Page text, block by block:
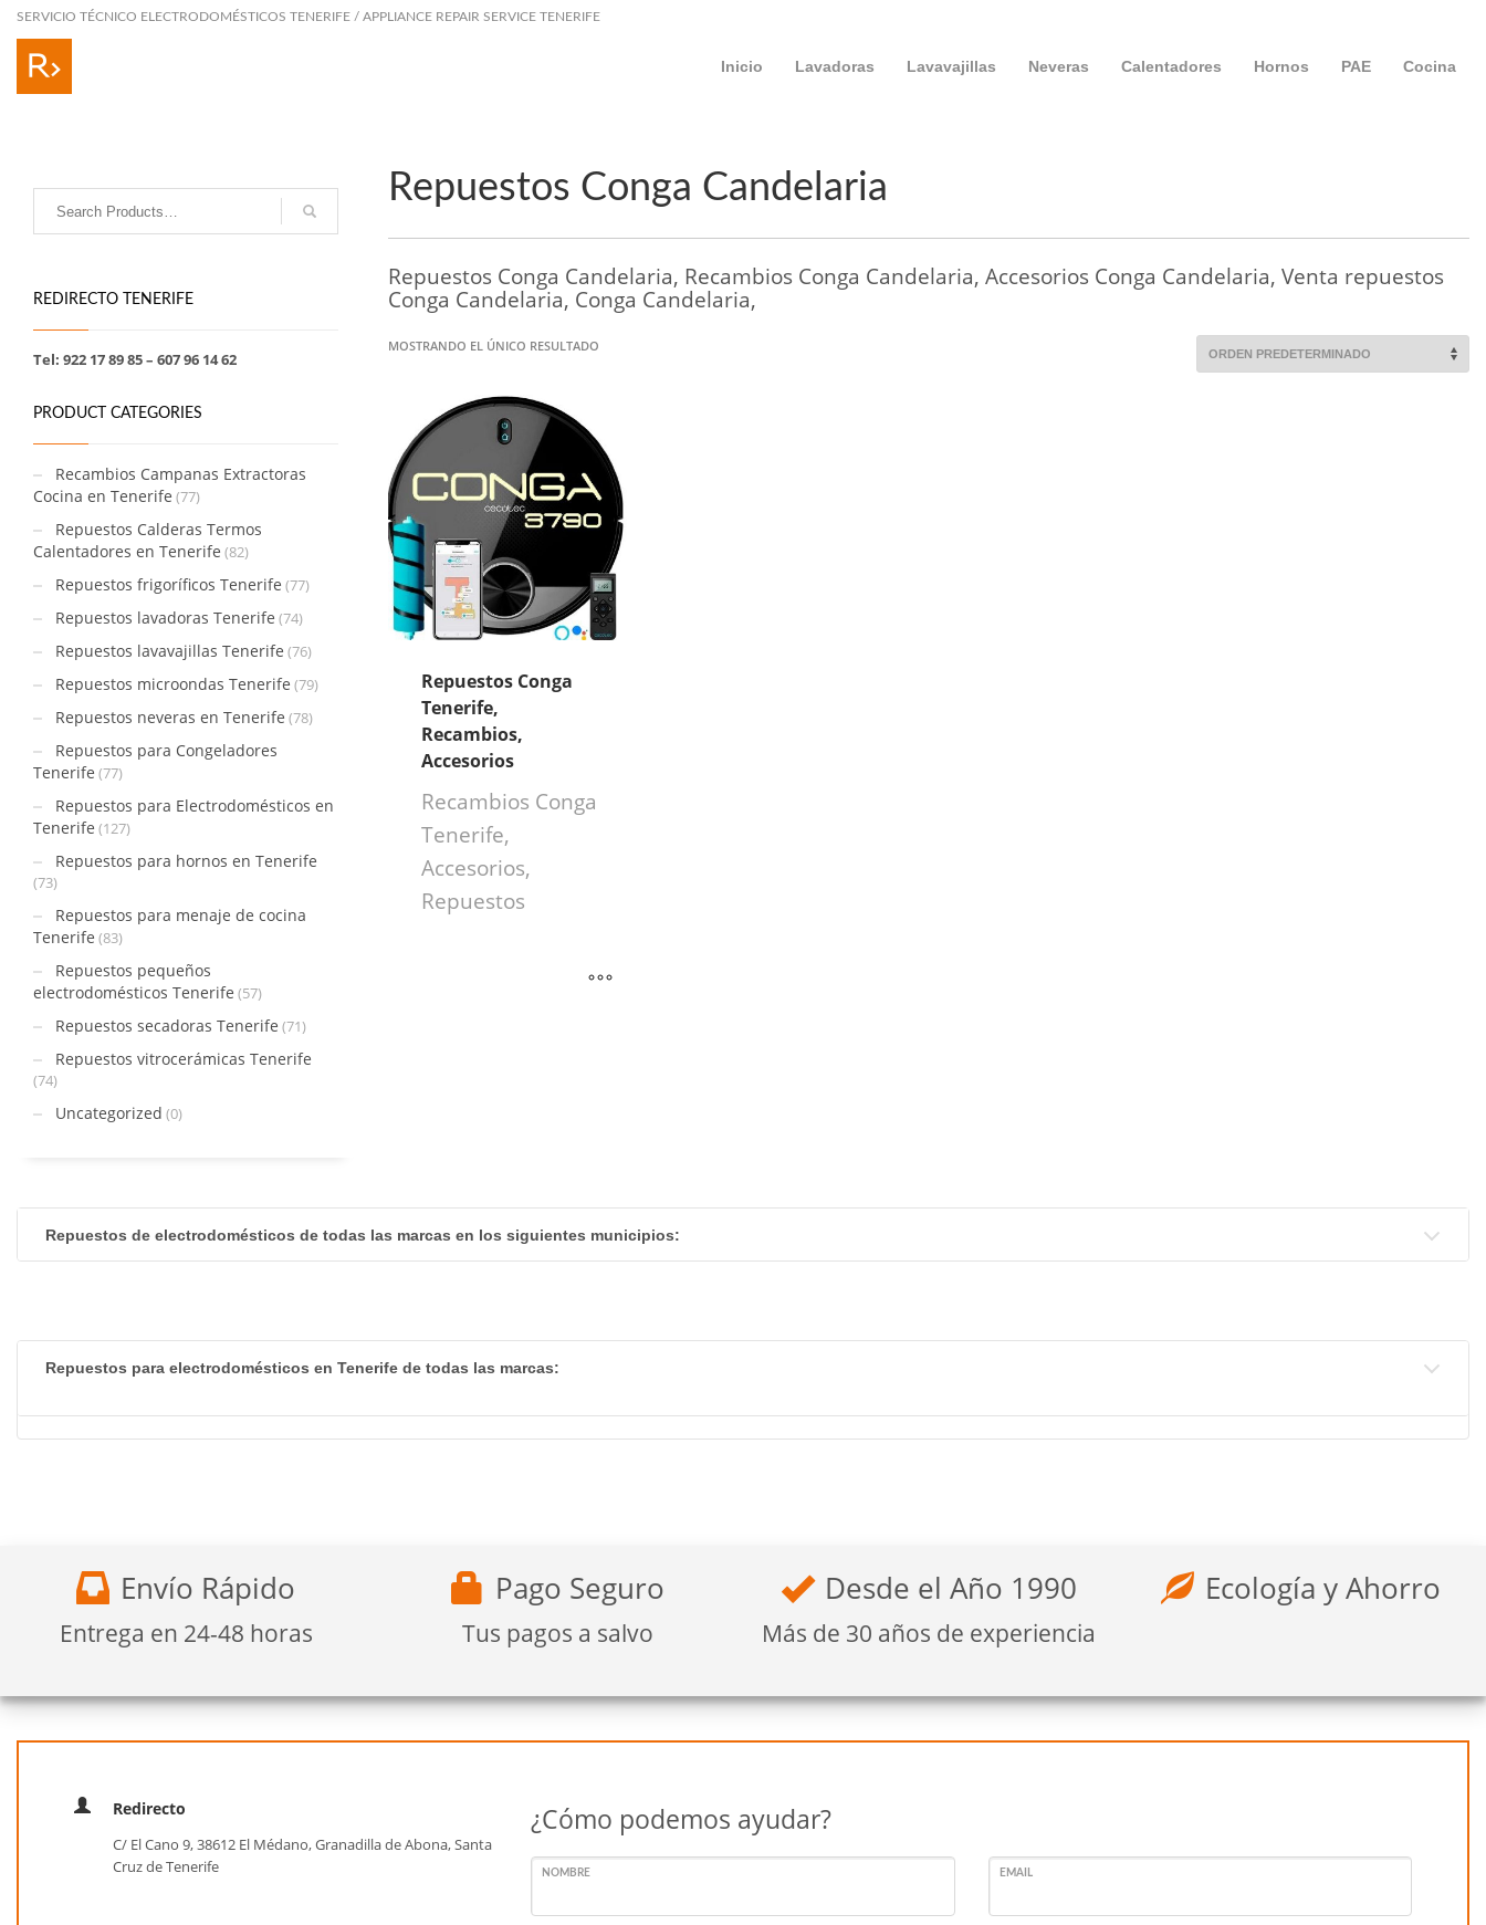
SERVICIO TÉCNICO ELECTRODOMÉSTICOS TENERIFE / APPLIANCE REPAIR SERVICE TENERIFE
Inicio Lavadoras Lavavajillas Neveras Calentadores Hornos PAE Cocina
Repuestos Conga Candelaria
Repuestos Conga Candelaria, Recambios Conga Candelaria, Accesorios Conga Candelaria, Venta repuestos
Conga Candelaria, Conga Candelaria,
MOSTRANDO EL ÚNICO RESULTADO
Repuestos Conga
Tenerife,
Recambios,
Accesorios
Recambios Conga
Tenerife,
Accesorios,
Repuestos
REDIRECTO TENERIFE
Tel: 922 17 89 85 – 607 96 14 62
PRODUCT CATEGORIES
Recambios Campanas Extractoras
Cocina en Tenerife (77)
Repuestos Calderas Termos
Calentadores en Tenerife (82)
Repuestos frigoríficos Tenerife (77)
Repuestos lavadoras Tenerife (74)
Repuestos lavavajillas Tenerife (76)
Repuestos microondas Tenerife (79)
Repuestos neveras en Tenerife (78)
Repuestos para Congeladores
Tenerife (77)
Repuestos para Electrodomésticos en
Tenerife (127)
Repuestos para hornos en Tenerife
(73)
Repuestos para menaje de cocina
Tenerife (83)
Repuestos pequeños
electrodomésticos Tenerife (57)
Repuestos secadoras Tenerife (71)
Repuestos vitrocerámicas Tenerife
(74)
Uncategorized (0)
Repuestos de electrodomésticos de todas las marcas en los siguientes municipios:
Repuestos para electrodomésticos en Tenerife de todas las marcas:
Envío Rápido
Entrega en 24-48 horas
Pago Seguro
Tus pagos a salvo
Desde el Año 1990
Más de 30 años de experiencia
Ecología y Ahorro
Redirecto
C/ El Cano 9, 38612 El Médano, Granadilla de Abona, Santa
Cruz de Tenerife
¿Cómo podemos ayudar?
NOMBRE EMAIL